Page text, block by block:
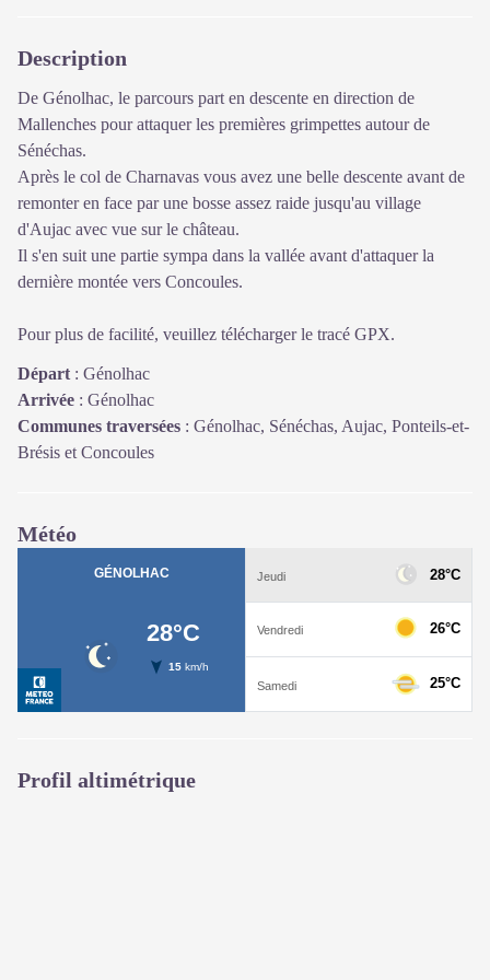
Description
De Génolhac, le parcours part en descente en direction de
Mallenches pour attaquer les premières grimpettes autour de
Sénéchas.
Après le col de Charnavas vous avez une belle descente avant de
remonter en face par une bosse assez raide jusqu'au village
d'Aujac avec vue sur le château.
Il s'en suit une partie sympa dans la vallée avant d'attaquer la
dernière montée vers Concoules.
Pour plus de facilité, veuillez télécharger le tracé GPX.
Départ : Génolhac
Arrivée : Génolhac
Communes traversées : Génolhac, Sénéchas, Aujac, Ponteils-et-
Brésis et Concoules
Météo
Profil altimétrique